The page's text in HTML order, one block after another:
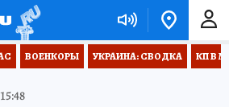
ВОЕНКОРЫ УКРАИНА: СВОДКА КП В